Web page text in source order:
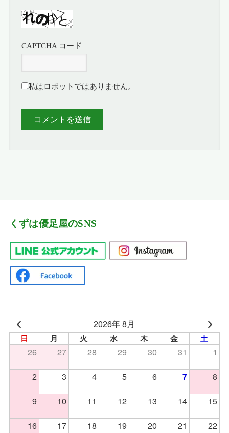
CAPTCHA コード
私はロボットではありません。
くずは優足屋のSNS
2026年 8月
日 月 火 水 木 金 土
26 27 28 29 30 31
1
2
3 4 5 6 7
8
9
10 11 12 13 14
15
16
17 18 19 20 21
22